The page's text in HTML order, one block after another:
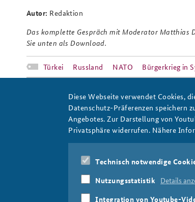
Autor: Redaktion
Das komplette Gespräch mit Moderator Matthias
Sie unten als Download.
Türkei Russland NATO Bürgerkrieg in
Datei-Download:
Mitschnitt Bayern2 vom
Diese Webseite verwendet Cookies,
Datenschutz-Präferenzen speichern
Angebotes. Zur Darstellung von
Privatsphäre widerrufen. Nähere
Technisch notwendige
Nutzungsstatistik Details
Integration von Youtube-